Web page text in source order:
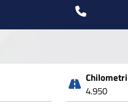
Chilometri
4.950